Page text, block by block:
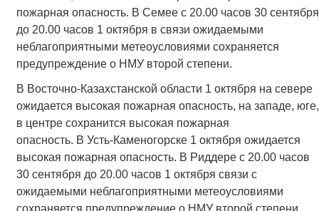
пожарная опасность. В Семее с 20.00 часов 30 сентября
до 20.00 часов 1 октября в связи ожидаемыми
неблагоприятными метеоусловиями сохраняется
предупреждение о НМУ второй степени.
В Восточно-Казахстанской области 1 октября на севере
ожидается высокая пожарная опасность, на западе, юге,
в центре сохранится высокая пожарная
опасность. В Усть-Каменогорске 1 октября ожидается
высокая пожарная опасность. В Риддере с 20.00 часов
30 сентября до 20.00 часов 1 октября связи с
ожидаемыми неблагоприятными метеоусловиями